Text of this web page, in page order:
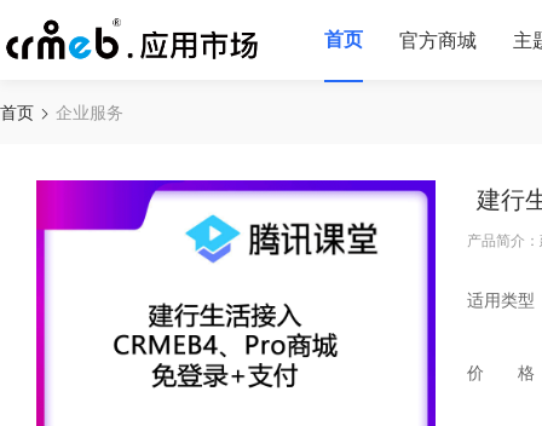
首页 官方商城 主
首页 企业服务
建行
产品简介
适用类型
价 格